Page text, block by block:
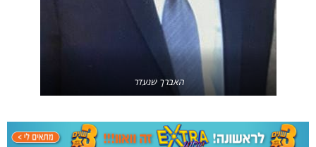
האברך שנעדר